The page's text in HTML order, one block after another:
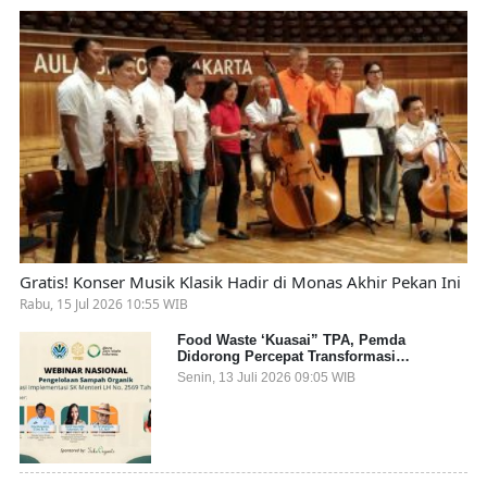
Gratis! Konser Musik Klasik Hadir di Monas Akhir Pekan Ini
Rabu, 15 Jul 2026 10:55 WIB
Food Waste ‘Kuasai” TPA, Pemda
Didorong Percepat Transformasi
Pengelolaan Sampah Organik dari Sumber
Senin, 13 Juli 2026 09:05 WIB